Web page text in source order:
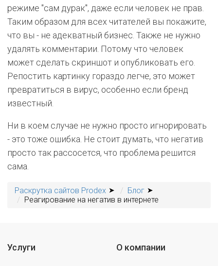
режиме "сам дурак", даже если человек не прав.
Таким образом для всех читателей вы покажите,
что вы - не адекватный бизнес. Также не нужно
удалять комментарии. Потому что человек
может сделать скриншот и опубликовать его.
Репостить картинку гораздо легче, это может
превратиться в вирус, особенно если бренд
известный.
Ни в коем случае не нужно просто игнорировать
- это тоже ошибка. Не стоит думать, что негатив
просто так рассосется, что проблема решится
сама.
Раскрутка сайтов Prodex
Блог
Реагирование на негатив в интернете
Услуги О компании